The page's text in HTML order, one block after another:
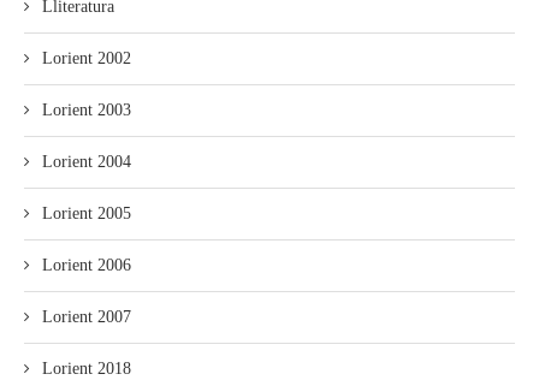
Lliteratura
Lorient 2002
Lorient 2003
Lorient 2004
Lorient 2005
Lorient 2006
Lorient 2007
Lorient 2018